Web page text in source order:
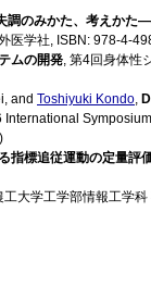
調のみかた、考えかた
医学社, ISBN: 978-4-
ムの開発, 第4回身体性
and Toshiyuki Kondo,
International
指標追従運動の定量評
大学工学部情報工学科